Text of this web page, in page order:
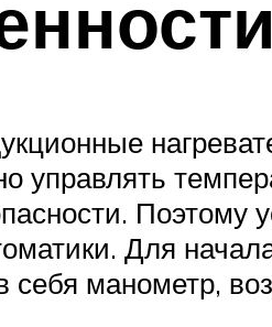
управлять
Поэтому
Для
манометр,